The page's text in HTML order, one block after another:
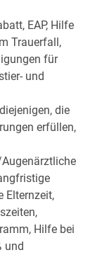
EAP, Hilfe
Trauerfall,
für
und
die
erfüllen,
Elternzeit,
Hilfe bei
und